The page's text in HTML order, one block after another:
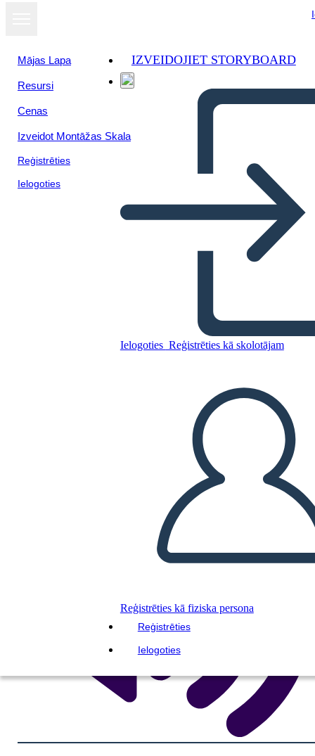
Mājas Lapa
Resursi
Cenas
Izveidot Montāžas Skala
Reģistrēties
Ielogoties
IZVEIDOJIET STORYBOARD
Ielogoties Reģistrēties kā skolotājam
Reģistrēties kā fiziska persona
Reģistrēties
Ielogoties
Lily's Crossing: Trama
IZVEIDOT STĀSTU SHĒMU
ATSKAŅOT SLAIDRĀDI
IZLASI MAN